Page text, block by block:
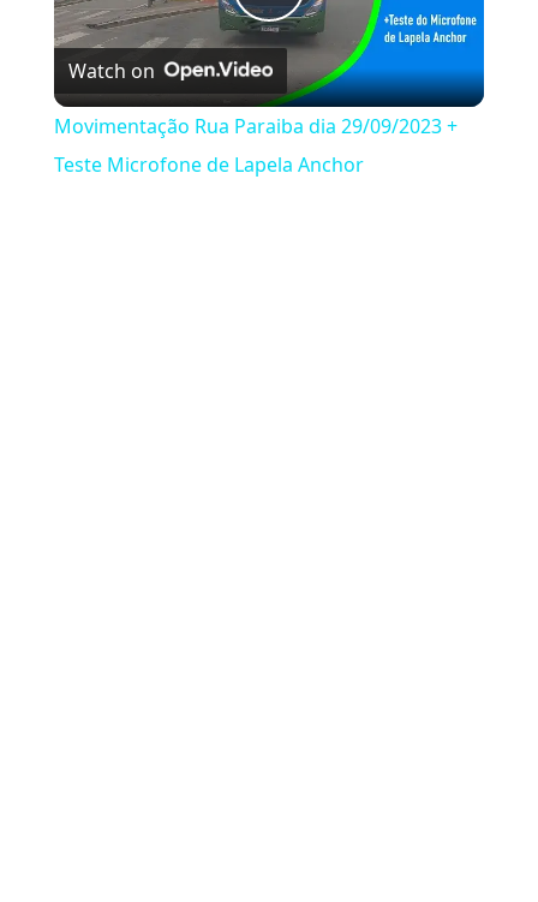
Play Video
Watch on
Movimentação Rua Paraiba dia 29/09/2023 +
Teste Microfone de Lapela Anchor